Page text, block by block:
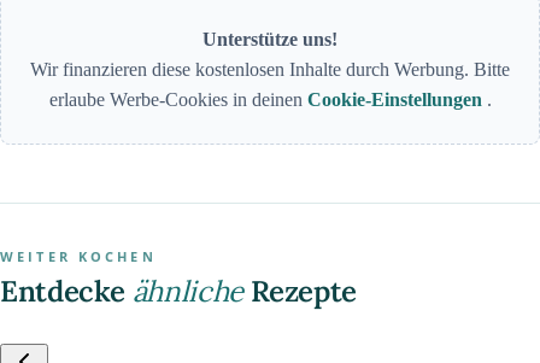
Unterstütze uns!
Wir finanzieren diese kostenlosen Inhalte durch Werbung. Bitte
erlaube Werbe-Cookies in deinen Cookie-Einstellungen .
WEITER KOCHEN
Entdecke ähnlicheRezepte